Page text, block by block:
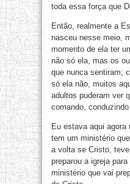
toda essa força que
Então, realmente a
nasceu nesse meio,
momento de ela ter
não só ela, mas os
que nunca sentiram;
só ela não, muitos
adultos puderam ver
comando, conduzindo
Eu estava aqui
tem um ministério
a volta se Cristo,
preparou a igreja
ministério que vai